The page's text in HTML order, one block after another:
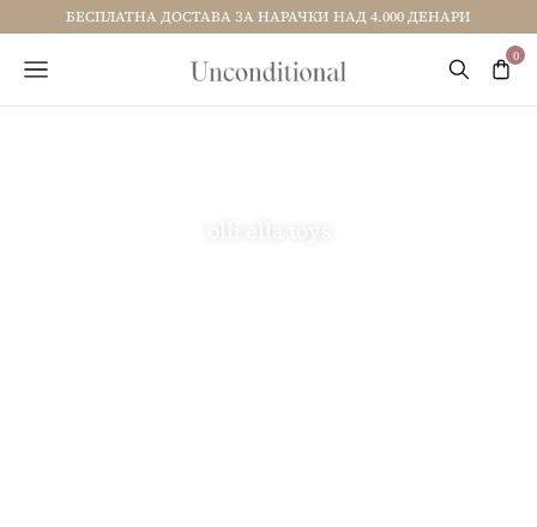
БЕСПЛАТНА ДОСТАВА ЗА НАРАЧКИ НАД 4.000 ДЕНАРИ